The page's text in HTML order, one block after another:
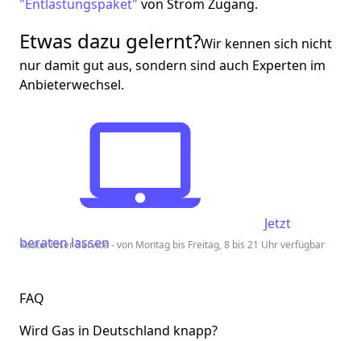
"Entlastungspaket" von Strom Zugang.
Etwas dazu gelernt?Wir kennen sich nicht
nur damit gut aus, sondern sind auch Experten im
Anbieterwechsel.
Jetzt
beraten lassen
Kostenloser Service - von Montag bis Freitag, 8 bis 21 Uhr verfügbar
FAQ
Wird Gas in Deutschland knapp?